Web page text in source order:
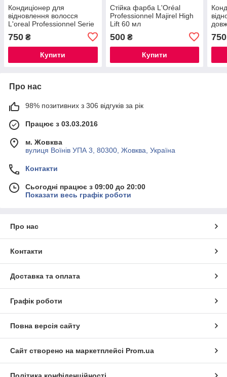
Кондиціонер для
відновлення волосся
L'oreal Professionnel Serie
Expert Absolut Repair 200
мл
750 ₴
Купити
Стійка фарба L'Oréal
Professionnel Majirel High
Lift 60 мл
500₴
Купити
750
Про нас
98% позитивних з 306 відгуків за рік
Працює з 03.03.2016
м. Жовква
вулиця Воїнів УПА 3, 80300, Жовква, Україна
Контакти
Сьогодні працює з 09:00 до 20:00
Показати весь графік роботи
Про нас
Контакти
Доставка та оплата
Графік роботи
Повна версія сайту
Сайт створено на маркетплейсі Prom.ua